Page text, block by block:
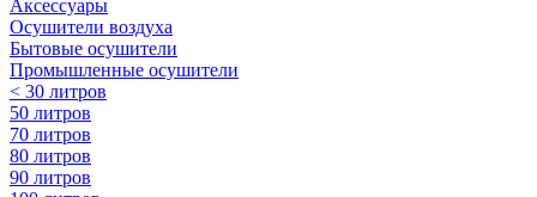
Аксессуары
Осушители воздуха
Бытовые осушители
Промышленные осушители
< 30 литров
50 литров
70 литров
80 литров
90 литров